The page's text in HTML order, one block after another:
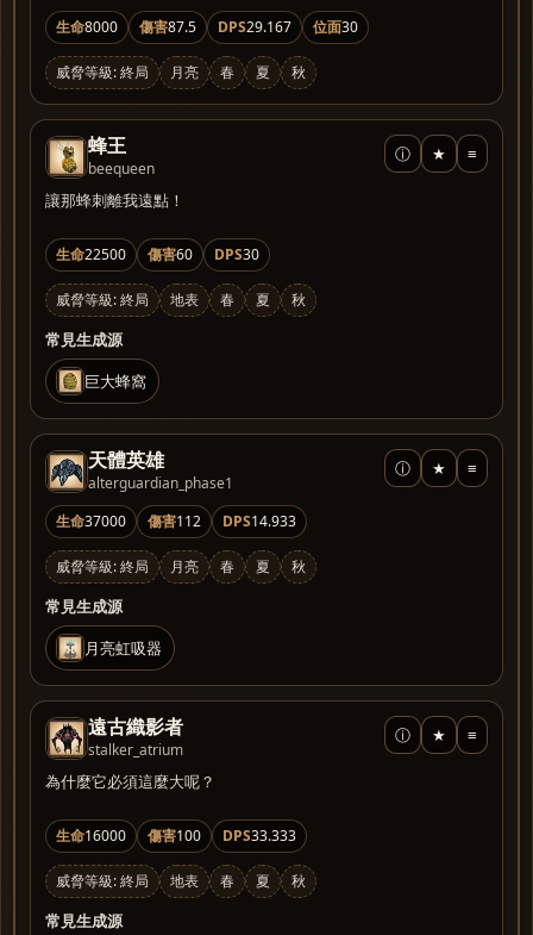
生命8000 傷害87.5 DPS29.167 位面30
威脅等級: 終局 月亮 春 夏 秋
蜂王
beequeen
ⓘ ★ ≡
讓那蜂刺離我遠點！
生命22500 傷害60 DPS30
威脅等級: 終局 地表 春 夏 秋
常見生成源
巨大蜂窩
天體英雄
alterguardian_phase1
ⓘ ★ ≡
生命37000 傷害112 DPS14.933
威脅等級: 終局 月亮 春 夏 秋
常見生成源
月亮虹吸器
遠古織影者
stalker_atrium
ⓘ ★ ≡
為什麼它必須這麼大呢？
生命16000 傷害100 DPS33.333
威脅等級: 終局 地表 春 夏 秋
常見生成源